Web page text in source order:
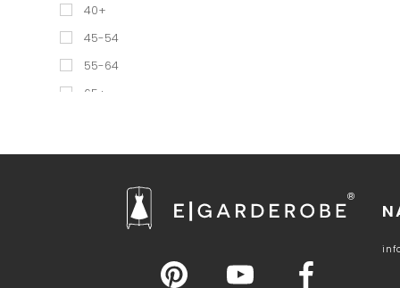
SPORTOWY
TRÓJKĄT
40+
45-54
55-64
65+